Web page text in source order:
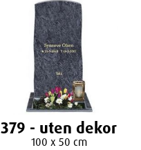
379 - uten dekor
100 x 50 cm